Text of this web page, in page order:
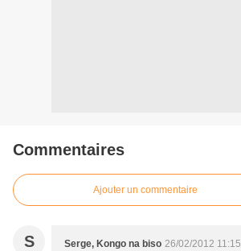
Commentaires
Ajouter un commentaire
S Serge, Kongo na biso 26/02/2012 11:15